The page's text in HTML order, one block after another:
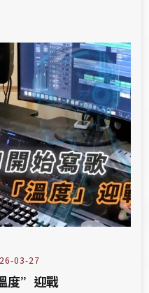
03-27
度”迎戰